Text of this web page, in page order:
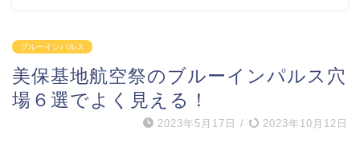
ブルーインパルス
美保基地航空祭のブルーインパルス穴
場６選でよく見える！
2023年5月17日 / 2023年10月12日